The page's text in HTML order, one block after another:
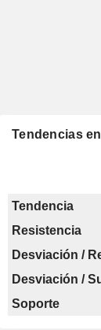
Tendencias
Tendencia
Resistencia
Desviación /
Desviación /
Soporte